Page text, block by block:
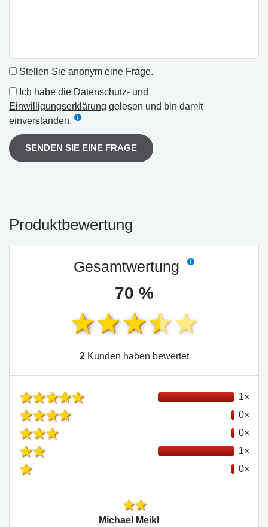
Stellen Sie anonym eine Frage.
Ich habe die Datenschutz- und
Einwilligungserklärung gelesen und bin damit
einverstanden.
SENDEN SIE EINE FRAGE
Produktbewertung
Gesamtwertung
70 %
2Kunden haben bewertet
1×
0×
0×
1×
0×
Michael Meikl